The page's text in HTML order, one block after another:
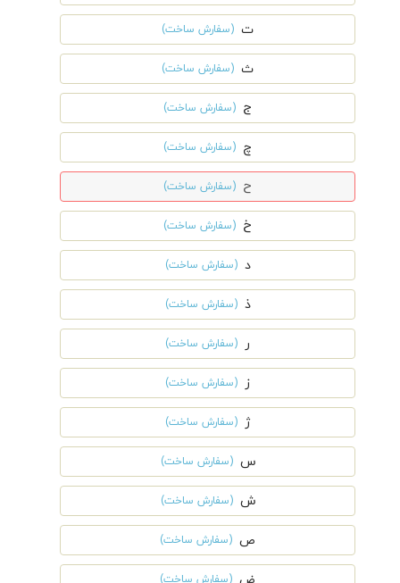
ت (سفارش ساخت)
ث (سفارش ساخت)
ج (سفارش ساخت)
چ (سفارش ساخت)
ح (سفارش ساخت)
خ (سفارش ساخت)
د (سفارش ساخت)
ذ (سفارش ساخت)
ر (سفارش ساخت)
ز (سفارش ساخت)
ژ (سفارش ساخت)
س (سفارش ساخت)
ش (سفارش ساخت)
ص (سفارش ساخت)
ض (سفارش ساخت)